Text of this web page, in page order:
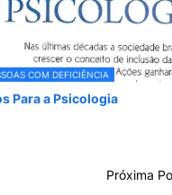
COM DEFICIÊNCIA
Para a Psicologia
Próxima